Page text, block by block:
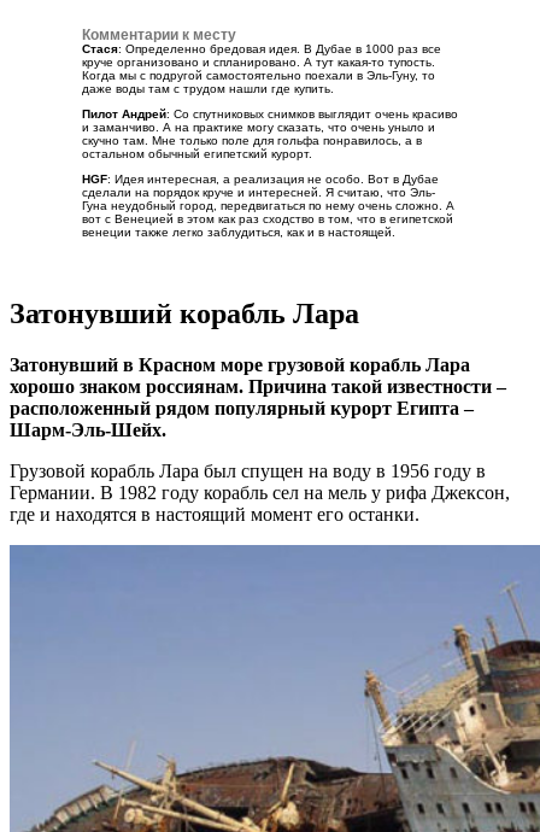
Комментарии к месту
Стася: Определенно бредовая идея. В Дубае в 1000 раз все
круче организовано и спланировано. А тут какая-то тупость.
Когда мы с подругой самостоятельно поехали в Эль-Гуну, то
даже воды там с трудом нашли где купить.
Пилот Андрей: Со спутниковых снимков выглядит очень красиво
и заманчиво. А на практике могу сказать, что очень уныло и
скучно там. Мне только поле для гольфа понравилось, а в
остальном обычный египетский курорт.
HGF: Идея интересная, а реализация не особо. Вот в Дубае
сделали на порядок круче и интересней. Я считаю, что Эль-
Гуна неудобный город, передвигаться по нему очень сложно. А
вот с Венецией в этом как раз сходство в том, что в египетской
венеции также легко заблудиться, как и в настоящей.
Затонувший корабль Лара
Затонувший в Красном море грузовой корабль Лара
хорошо знаком россиянам. Причина такой известности –
расположенный рядом популярный курорт Египта –
Шарм-Эль-Шейх.
Грузовой корабль Лара был спущен на воду в 1956 году в
Германии. В 1982 году корабль сел на мель у рифа Джексон,
где и находятся в настоящий момент его останки.